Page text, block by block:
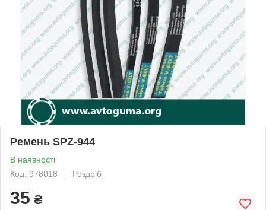
Ремень SPZ-944
В наявності
Код: 978018
Роздріб
35 ₴